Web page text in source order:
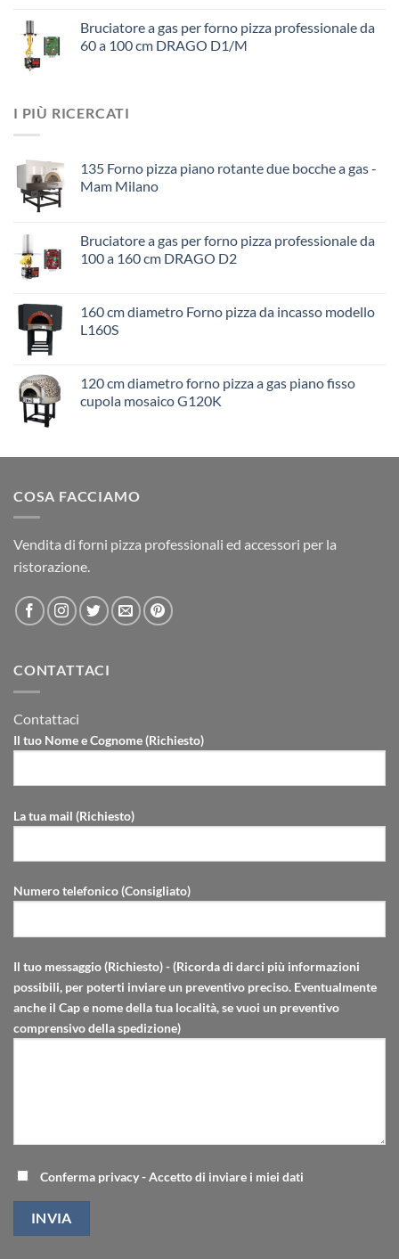
Bruciatore a gas per forno pizza professionale da
60 a 100 cm DRAGO D1/M
I PIÙ RICERCATI
135 Forno pizza piano rotante due bocche a gas -
Mam Milano
Bruciatore a gas per forno pizza professionale da
100 a 160 cm DRAGO D2
160 cm diametro Forno pizza da incasso modello
L160S
120 cm diametro forno pizza a gas piano fisso
cupola mosaico G120K
COSA FACCIAMO
Vendita di forni pizza professionali ed accessori per la
ristorazione.
CONTATTACI
Contattaci
Il tuo Nome e Cognome (Richiesto)
La tua mail (Richiesto)
Numero telefonico (Consigliato)
Il tuo messaggio (Richiesto) - (Ricorda di darci più informazioni
possibili, per poterti inviare un preventivo preciso. Eventualmente
anche il Cap e nome della tua località, se vuoi un preventivo
comprensivo della spedizione)
Conferma privacy - Accetto di inviare i miei dati